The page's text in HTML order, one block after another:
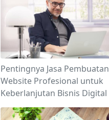
Pentingnya Jasa Pembuatan
Website Profesional untuk
Keberlanjutan Bisnis Digital